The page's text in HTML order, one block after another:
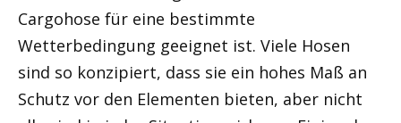
Cargohose für eine bestimmte
Wetterbedingung geeignet ist. Viele Hosen
sind so konzipiert, dass sie ein hohes Maß an
Schutz vor den Elementen bieten, aber nicht